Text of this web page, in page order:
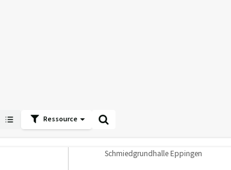
Ressource
Schmiedgrundhalle Eppingen